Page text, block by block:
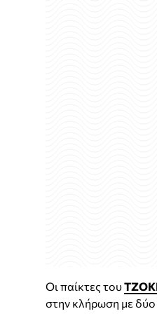
Οι παίκτες του
στην κλήρωση με δύο